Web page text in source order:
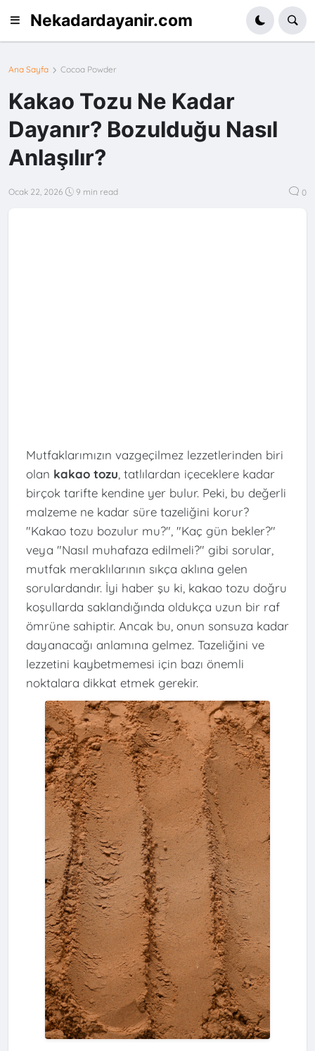
Nekadardayanir.com
Ana Sayfa Cocoa Powder
Kakao Tozu Ne Kadar
Dayanır? Bozulduğu Nasıl
Anlaşılır?
Ocak 22, 2026 9 min read 0
Mutfaklarımızın vazgeçilmez lezzetlerinden biri
olan kakao tozu , tatlılardan içeceklere kadar
birçok tarifte kendine yer bulur. Peki, bu değerli
malzeme ne kadar süre tazeliğini korur?
"Kakao tozu bozulur mu?", "Kaç gün bekler?"
veya "Nasıl muhafaza edilmeli?" gibi sorular,
mutfak meraklılarının sıkça aklına gelen
sorulardandır. İyi haber şu ki, kakao tozu doğru
koşullarda saklandığında oldukça uzun bir raf
ömrüne sahiptir. Ancak bu, onun sonsuza kadar
dayanacağı anlamına gelmez. Tazeliğini ve
lezzetini kaybetmemesi için bazı önemli
noktalara dikkat etmek gerekir.